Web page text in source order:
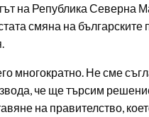
на Република Северна
смяна на българските
многократно. Не сме
че ще търсим
на правителство,